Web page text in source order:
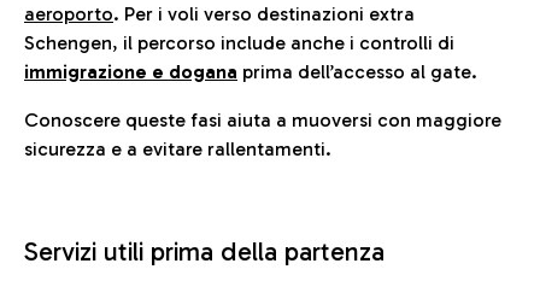
aeroporto. Per i voli verso destinazioni extra
Schengen, il percorso include anche i controlli di
immigrazione e dogana prima dell’accesso al gate.
Conoscere queste fasi aiuta a muoversi con maggiore
sicurezza e a evitare rallentamenti.
Servizi utili prima della partenza